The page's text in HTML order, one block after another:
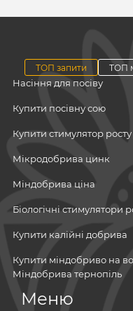
ТОП запити ТОП
Насіння для посіву
Купити посівну сою
Купити стимулятор
Мікродобрива цинк
Міндобрива ціна
Біологічні стимулятори
Купити калійні добрива
Купити міндобриво на
Міндобрива тернопіль
Альфа смарт агро прайс
Посівний матеріал
Мінеральні добрива
Меню